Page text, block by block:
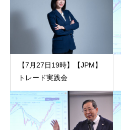
【7月27日19時】【JPM】
トレード実践会